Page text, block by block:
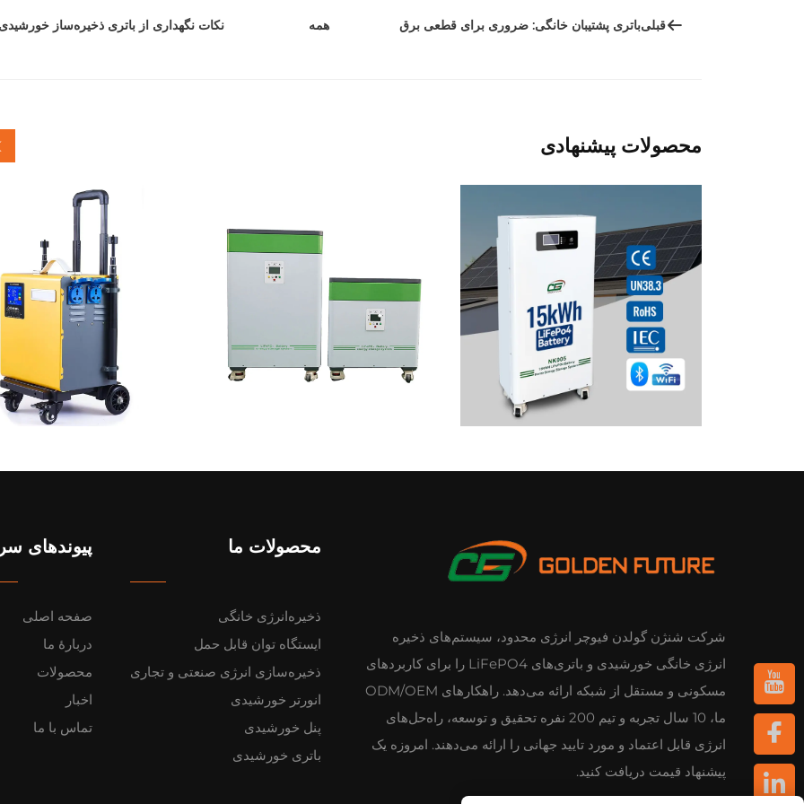
قبلیباتری پشتیبان خانگی: ضروری برای قطعی برق همه نکات نگهداری از باتری ذخیره‌ساز
محصولات پیشنهادی
شرکت شنژن گولدن فیوچر انرژی محدود، سیستم‌های ذخیره
انرژی خانگی خورشیدی و باتری‌های LiFePO4 را برای کاربردهای
مسکونی و مستقل از شبکه ارائه می‌دهد. راهکارهای ODM/OEM
ما، 10 سال تجربه و تیم 200 نفره تحقیق و توسعه، راه‌حل‌های
انرژی قابل اعتماد و مورد تایید جهانی را ارائه می‌دهند. امروزه یک
پیشنهاد قیمت دریافت کنید.
محصولات ما
ذخیره‌انرژی خانگی
ایستگاه توان قابل حمل
ذخیره‌سازی انرژی صنعتی و تجاری
انورتر خورشیدی
پنل خورشیدی
باتری خورشیدی
پیوندهای
صفحه اصلی
دربارهٔ ما
محصولات
اخبار
تماس با ما